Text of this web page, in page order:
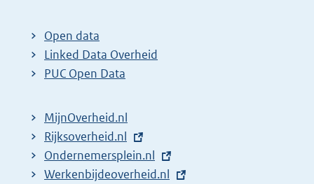
t
e
r
l
i
n
k
Open data
Linked Data Overheid
PUC Open Data
MijnOverheid.nl
E
x
t
Rijksoverheid.nl
E
x
Ondernemersplein.nl
E
Werkenbijdeoverheid.nl